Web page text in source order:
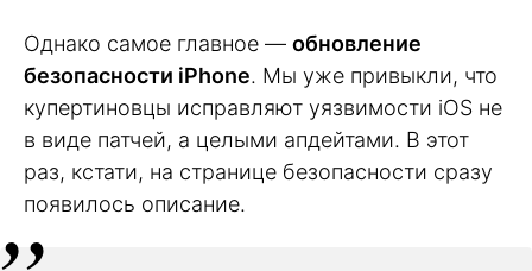
Однако самое главное — обновление
безопасности iPhone. Мы уже привыкли, что
купертиновцы исправляют уязвимости iOS не
в виде патчей, а целыми апдейтами. В этот
раз, кстати, на странице безопасности сразу
появилось описание.